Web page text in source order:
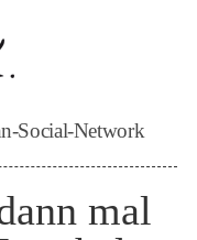
Social-Network
mal